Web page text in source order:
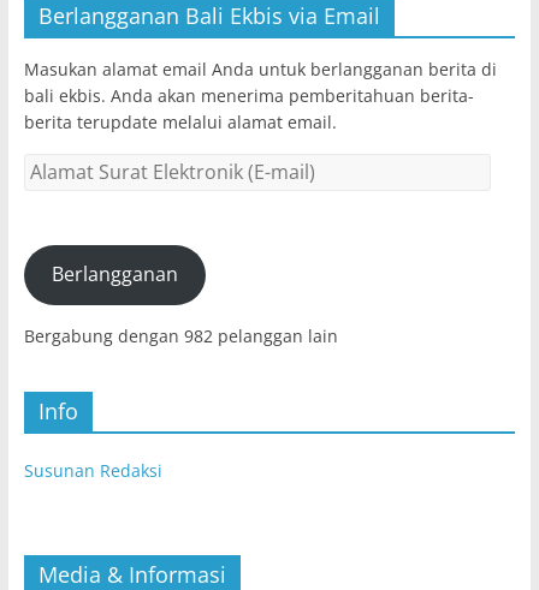
Berlangganan Bali Ekbis via Email
Masukan alamat email Anda untuk berlangganan berita di
bali ekbis. Anda akan menerima pemberitahuan berita-
berita terupdate melalui alamat email.
Alamat
(E-
mail)Berlangganan
Bergabung dengan 982 pelanggan lain
Info
Susunan Redaksi
Media & Informasi